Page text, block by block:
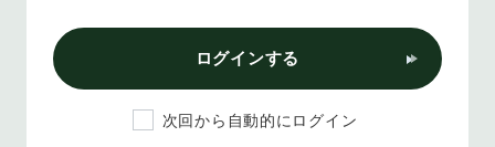
ログインする
次回から自動的にログイン